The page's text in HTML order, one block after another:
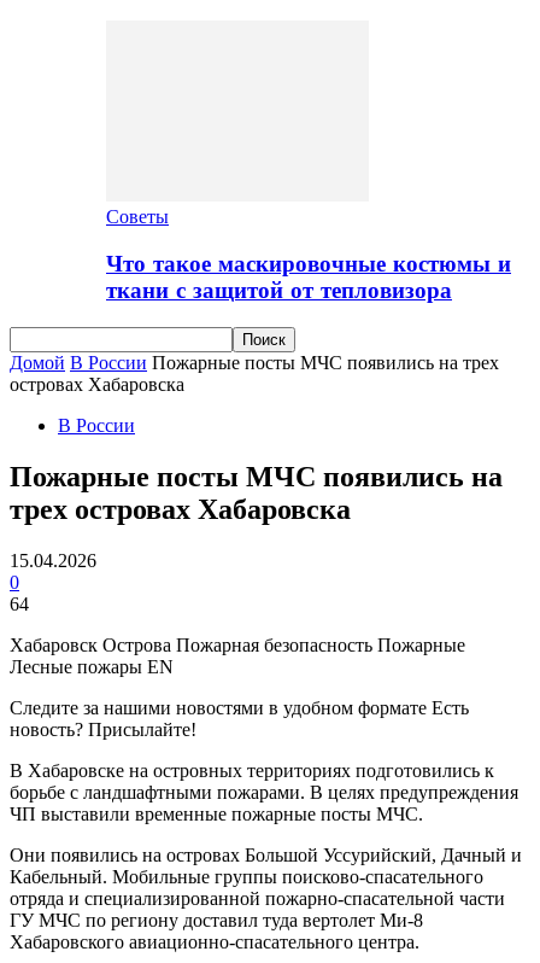
Советы
Что такое маскировочные костюмы и
ткани с защитой от тепловизора
Домой В России Пожарные посты МЧС появились на трех
островах Хабаровска
В России
Пожарные посты МЧС появились на
трех островах Хабаровска
15.04.2026
0
64
Хабаровск Острова Пожарная безопасность Пожарные
Лесные пожары EN
Следите за нашими новостями в удобном формате Есть
новость? Присылайте!
В Хабаровске на островных территориях подготовились к
борьбе с ландшафтными пожарами. В целях предупреждения
ЧП выставили временные пожарные посты МЧС.
Они появились на островах Большой Уссурийский, Дачный и
Кабельный. Мобильные группы поисково-спасательного
отряда и специализированной пожарно-спасательной части
ГУ МЧС по региону доставил туда вертолет Ми-8
Хабаровского авиационно-спасательного центра.